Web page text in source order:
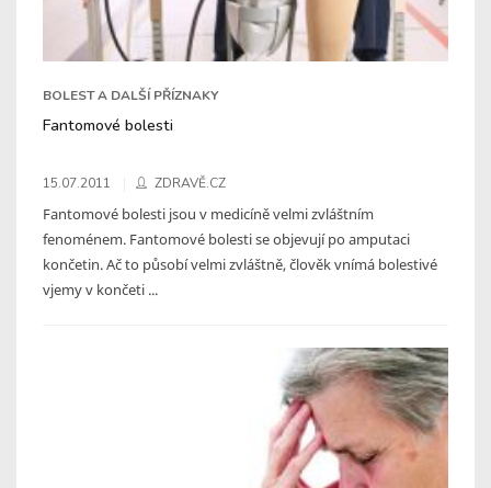
BOLEST A DALŠÍ PŘÍZNAKY
Fantomové bolesti
15.07.2011 ZDRAVĚ.CZ
Fantomové bolesti jsou v medicíně velmi zvláštním
fenoménem. Fantomové bolesti se objevují po amputaci
končetin. Ač to působí velmi zvláštně, člověk vnímá bolestivé
vjemy v končeti ...